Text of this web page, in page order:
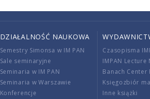
DZIAŁALNOŚĆ NAUKOWA
Semestry Simonsa w IM PAN
Sale seminaryjne
Seminaria w IM PAN
Seminaria w Warszawie
Konferencje
Czasopisma
IMPAN Lecture
Banach
Księgozbiór
Inne książki